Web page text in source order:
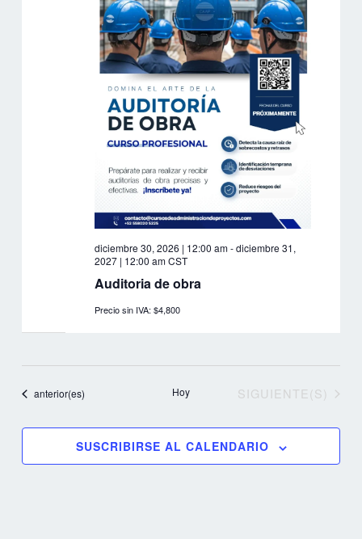
Auditoria de obra
diciembre 30, 2026 | 12:00 am-diciembre 31,
2027 | 12:00 amCST
Precio sin IVA: $4,800
Eventos
anterior(es) Hoy EVENTOS
SIGUIENTE(S)
SUSCRIBIRSE AL CALENDARIO